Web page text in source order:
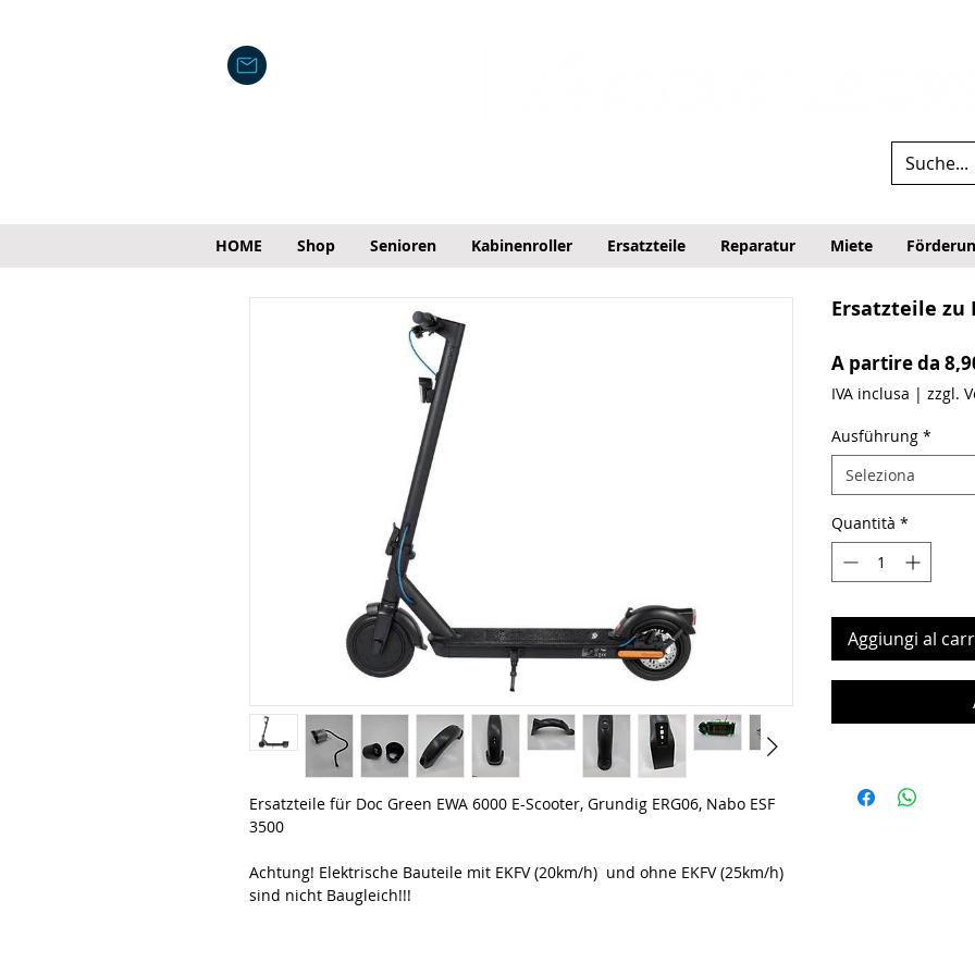
HOME Shop Senioren Kabinenroller Ersatzteile Reparatur Miete
Ersatzteile für Doc Green EWA 6000 E-Scooter, Grundig ERG06, Nabo ESF
3500
Achtung! Elektrische Bauteile mit EKFV (20km/h) und ohne EKFV (25km/h)
sind nicht Baugleich!!!
Ersatzteile zu
A partire da
IVA inclusa | zzgl.
Ausführung *
Seleziona
Quantità *
Aggiungi al